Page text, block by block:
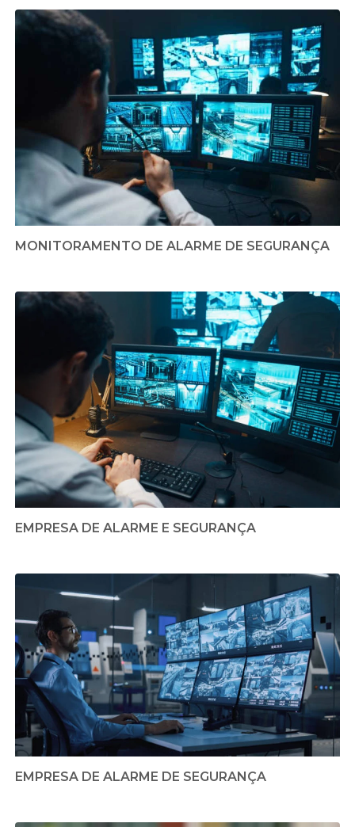
MONITORAMENTO DE ALARME DE SEGURANÇA
EMPRESA DE ALARME E SEGURANÇA
EMPRESA DE ALARME DE SEGURANÇA